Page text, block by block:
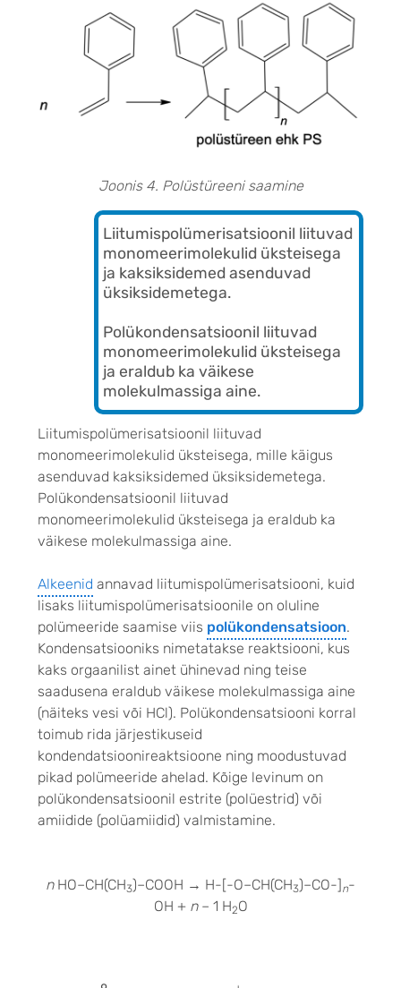
Joonis 4. Polüstüreeni saamine
Liitumispolümerisatsioonil liituvad
monomeerimolekulid üksteisega
ja kaksiksidemed asenduvad
üksiksidemetega.
Polükondensatsioonil liituvad
monomeerimolekulid üksteisega
ja eraldub ka väikese
molekulmassiga aine.
Liitumispolümerisatsioonil liituvad
monomeerimolekulid üksteisega, mille käigus
asenduvad kaksiksidemed üksiksidemetega.
Polükondensatsioonil liituvad
monomeerimolekulid üksteisega ja eraldub ka
väikese molekulmassiga aine.
Alkeenid annavad liitumispolümerisatsiooni, kuid
lisaks liitumispolümerisatsioonile on oluline
polümeeride saamise viis polükondensatsioon.
Kondensatsiooniks nimetatakse reaktsiooni, kus
kaks orgaanilist ainet ühinevad ning teise
saadusena eraldub väikese molekulmassiga aine
(näiteks vesi või HCl). Polükondensatsiooni korral
toimub rida järjestikuseid
kondendatsioonireaktsioone ning moodustuvad
pikad polümeeride ahelad. Kõige levinum on
polükondensatsioonil estrite (polüestrid) või
amiidide (polüamiidid) valmistamine.
nHO–CH(CH3)–COOH → H-[-O–CH(CH3)–CO-]n-
OH + n– 1 H2O